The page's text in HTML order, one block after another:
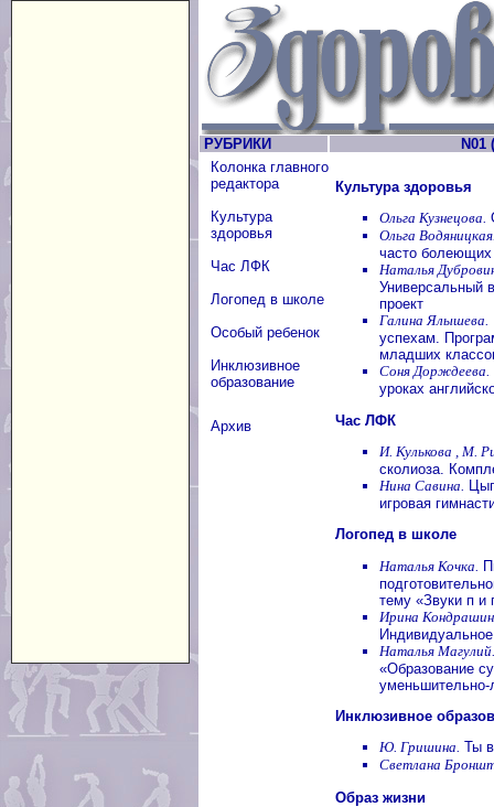
РУБРИКИ
N01
Колонка главного
редактора
Культура
здоровья
Час ЛФК
Логопед в школе
Особый ребенок
Инклюзивное
образование
Архив
Культура здоровья
Ольга Кузнецова.
Ольга
часто болеющих
Наталья
Универсальный
проект
Галина Ялышева.
успехам.
младших
Соня Дорждеева.
уроках
Час ЛФК
И. Кулькова , М.
сколиоза.
Нина Савина.
игровая
Логопед в школе
Наталья Кочка.
тему «Звуки п и
Ирина
Наталья Магулий.
«Образование
Инклюзивное
Ю. Гришина. Ты
Светлана
Образ жизни